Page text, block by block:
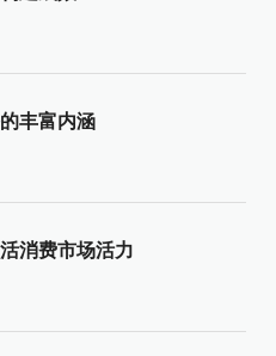
丰富内涵
消费市场活力